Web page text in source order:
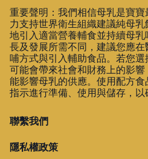
大樹斗六西平
雲林縣斗六市西平路196號
05-5360234
顯示在
規劃
大樹民雄建國
嘉義縣民雄鄉建國路一段
重要聲明：我們相信母乳是寶
力支持世界衛生組織建議純母
地引入適當營養輔食並持續母
長及發展所需不同，建議您應
哺方式與引入輔助食品。若您
可能會帶來社會和財務上的影
能影響母乳的供應。使用配方
指示進行準備、使用與儲存，以
聯繫我們
隱私權政策